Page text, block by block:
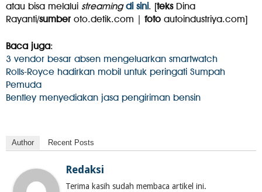
atau bisa melalui streaming di sini. [teksDina
Rayanti/sumber oto.detik.com | foto autoindustriya.com]
Baca juga:
3 vendor besar absen mengeluarkan smartwatch
Rolls-Royce hadirkan mobil untuk peringati Sumpah
Pemuda
Bentley menyediakan jasa pengiriman bensin
Author Recent Posts
Redaksi
Terima kasih sudah membaca artikel ini.